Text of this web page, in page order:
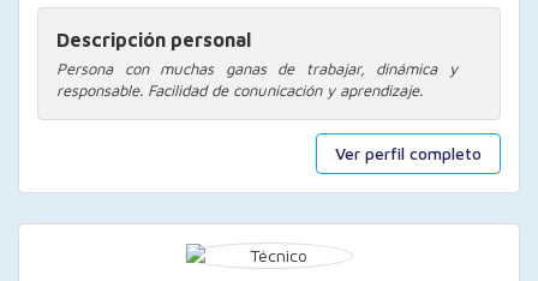
Ver perfil completo
Descripción personal
Persona con muchas ganas de trabajar, dinámica y
responsable. Facilidad de conunicación y aprendizaje.